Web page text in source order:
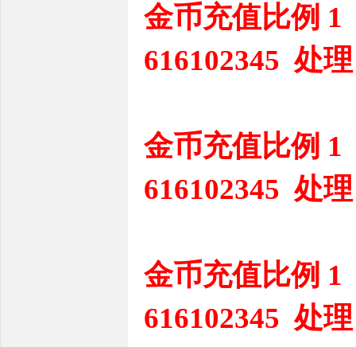
金币充值比例
616102345 处理
金币充值比例
616102345 处理
金币充值比例
616102345 处理